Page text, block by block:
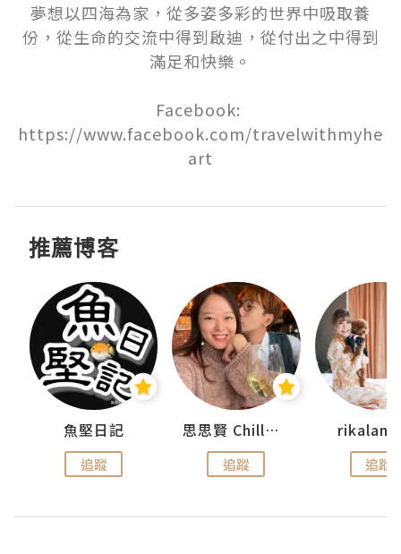
夢想以四海為家，從多姿多彩的世界中吸取養
份，從生命的交流中得到啟迪，從付出之中得到
滿足和快樂。
Facebook:
https://www.facebook.com/travelwithmyhe
art
推薦博客
魚堅日記
追蹤
思思賢 ChillMyBabe
追蹤 追蹤